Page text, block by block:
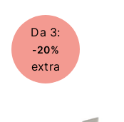
Da 3:
-20%
extra